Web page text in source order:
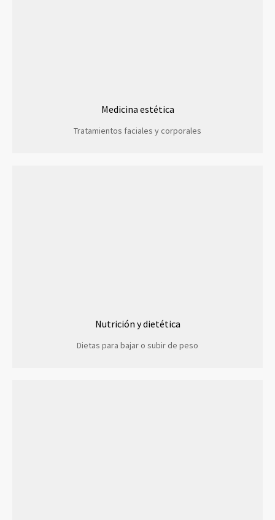
Medicina estética
Tratamientos faciales y corporales
Nutrición y dietética
Dietas para bajar o subir de peso